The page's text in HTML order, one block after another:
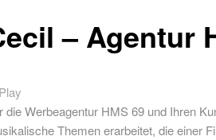
– Agentur
die Werbeagentur HMS 69 und Ihren
Themen erarbeitet, die einer